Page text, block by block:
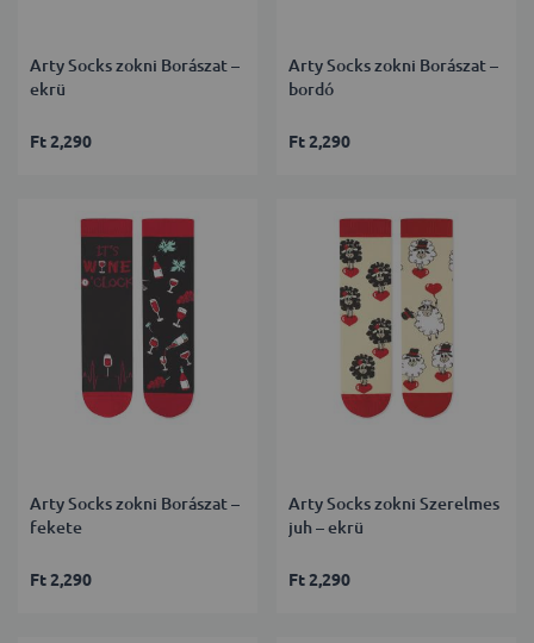
Arty Socks zokni Borászat –
ekrü
Ft 2,290
Arty Socks zokni Borászat –
bordó
Ft 2,290
Arty Socks zokni Borászat –
fekete
Ft 2,290
Arty Socks zokni Szerelmes
juh – ekrü
Ft 2,290